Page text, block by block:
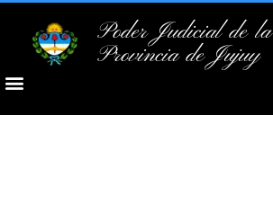
Poder Judicial de la
Provincia de Jujuy